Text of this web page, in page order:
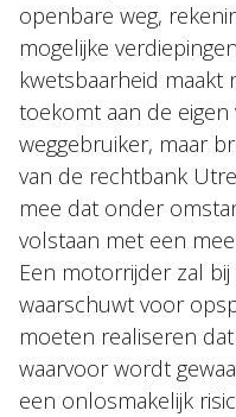
openbare weg,
mogelijke
kwetsbaarheid maakt
toekomt aan de
weggebruiker, maar
van de rechtbank
mee dat onder
volstaan met een
Een motorrijder zal
waarschuwt voor
moeten realiseren
waarvoor wordt
een onlosmakelijk